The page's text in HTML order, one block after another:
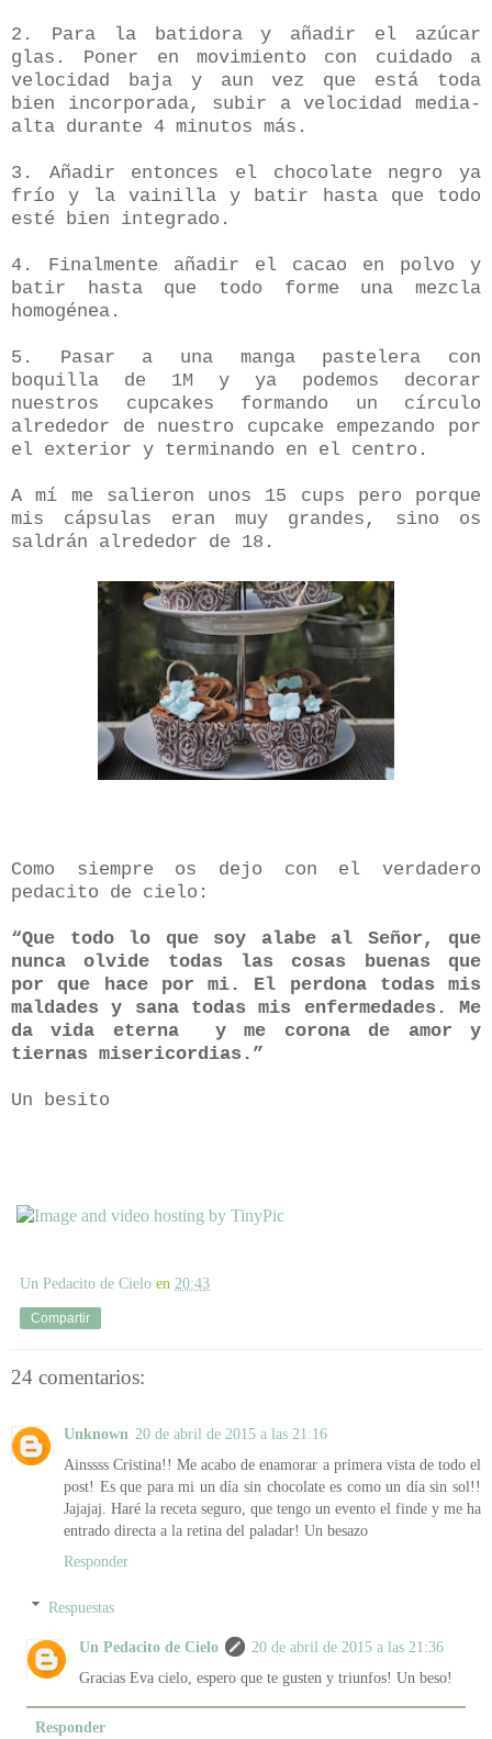
2. Para la batidora y añadir el azúcar
glas. Poner en movimiento con cuidado a
velocidad baja y aun vez que está toda
bien incorporada, subir a velocidad media-
alta durante 4 minutos más.
3. Añadir entonces el chocolate negro ya
frío y la vainilla y batir hasta que todo
esté bien integrado.
4. Finalmente añadir el cacao en polvo y
batir hasta que todo forme una mezcla
homogénea.
5. Pasar a una manga pastelera con
boquilla de 1M y ya podemos decorar
nuestros cupcakes formando un círculo
alrededor de nuestro cupcake empezando por
el exterior y terminando en el centro.
A mí me salieron unos 15 cups pero porque
mis cápsulas eran muy grandes, sino os
saldrán alrededor de 18.
Como siempre os dejo con el verdadero
pedacito de cielo:
“Que todo lo que soy alabe al Señor, que
nunca olvide todas las cosas buenas que
por que hace por mi. El perdona todas mis
maldades y sana todas mis enfermedades. Me
da vida eterna
y me corona de amor y
tiernas misericordias.”
Un besito
Un Pedacito de Cielo en 20:43
Compartir
24 comentarios:
Unknown 20 de abril de 2015 a las 21:16
Ainssss Cristina!! Me acabo de enamorar a primera vista de todo el
post! Es que para mi un día sin chocolate es como un día sin sol!!
Jajajaj. Haré la receta seguro, que tengo un evento el finde y me ha
entrado directa a la retina del paladar! Un besazo
Responder
Respuestas
Un Pedacito de Cielo
20 de abril de 2015 a las 21:36
Gracias Eva cielo, espero que te gusten y triunfos! Un beso!
Responder